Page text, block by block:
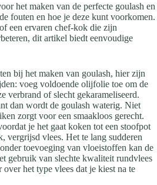
het maken van de perfecte goulash en
fouten en hoe je deze kunt voorkomen.
een ervaren chef-kok die zijn
dit artikel biedt eenvoudige
bij het maken van goulash, hier zijn
voeg voldoende olijfolie toe om de
verbrand of slecht gekarameliseerd.
dan wordt de goulash waterig. Niet
zorgt voor een smaakloos gerecht.
je het gaat koken tot een stoofpot
vergrijsd vlees. Het te lang sudderen
toevoeging van vloeistoffen kan de
gebruik van slechte kwaliteit rundvlees
het type vlees dat je kiest na te